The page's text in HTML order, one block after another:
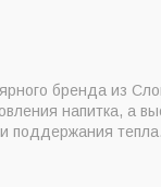
бренда из
напитка, а
поддержания